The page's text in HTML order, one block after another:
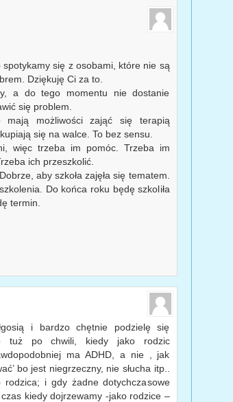
się z osobami, które nie są
Dziękuję Ci za to.
a do tego momentu nie dostanie
się problem.
możliwości zająć się terapią
się na walce. To bez sensu.
więc trzeba im pomóc. Trzeba im
ich przeszkolić.
aby szkoła zajęła się tematem.
Do końca roku będę szkoliła
termin.
i bardzo chętnie podzielę się
tuż po chwili, kiedy jako rodzic
ma ADHD, a nie , jak
bo jest niegrzeczny, nie słucha itp..
i gdy żadne dotychczasowe
kiedy dojrzewamy -jako rodzice –